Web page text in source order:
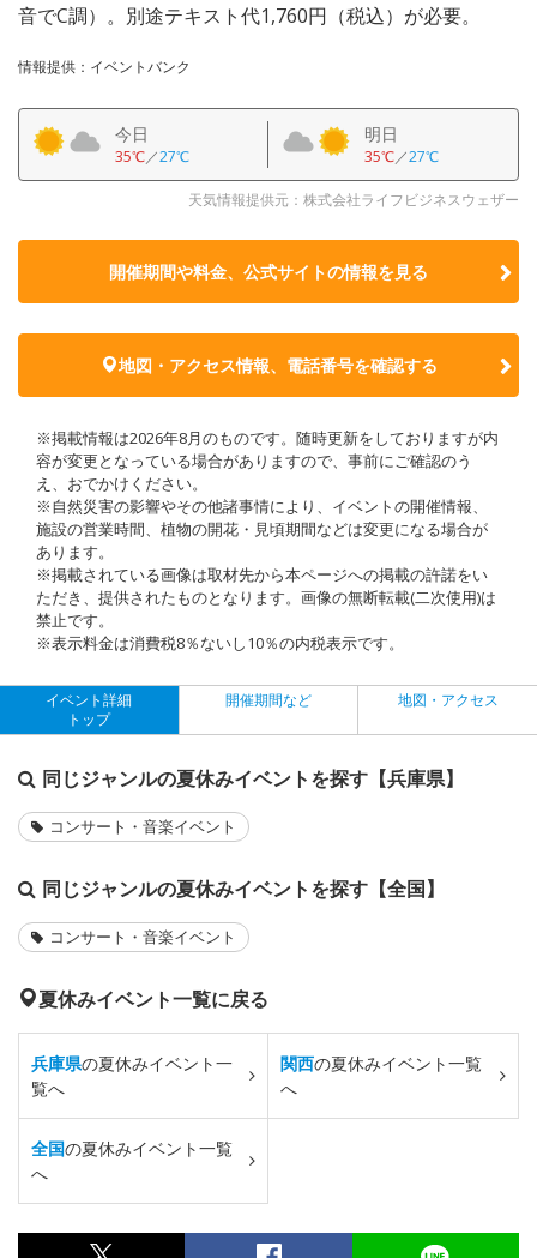
音でC調）。別途テキスト代1,760円（税込）が必要。
情報提供：イベントバンク
今日
35℃／27℃
明日
35℃／27℃
天気情報提供元：株式会社ライフビジネスウェザー
開催期間や料金、公式サイトの情報を見る
地図・アクセス情報、電話番号を確認する
※掲載情報は2026年8月のものです。随時更新をしておりますが内
容が変更となっている場合がありますので、事前にご確認のう
え、おでかけください。
※自然災害の影響やその他諸事情により、イベントの開催情報、
施設の営業時間、植物の開花・見頃期間などは変更になる場合が
あります。
※掲載されている画像は取材先から本ページへの掲載の許諾をい
ただき、提供されたものとなります。画像の無断転載(二次使用)は
禁止です。
※表示料金は消費税8％ないし10％の内税表示です。
イベント詳細
トップ
開催期間など 地図・アクセス
同じジャンルの夏休みイベントを探す【兵庫県】
コンサート・音楽イベント
同じジャンルの夏休みイベントを探す【全国】
コンサート・音楽イベント
夏休みイベント一覧に戻る
兵庫県の夏休みイベント一
覧へ
関西の夏休みイベント一覧
へ
全国の夏休みイベント一覧
へ